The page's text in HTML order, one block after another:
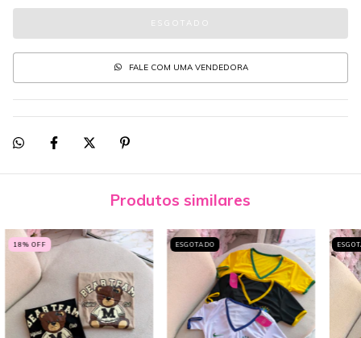
FALE COM UMA VENDEDORA
Produtos similares
18% OFF ESGOTADO